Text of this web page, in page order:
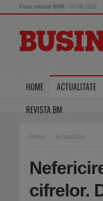
Curs valutar BNR - 07.08.2026
HOME ACTUALITATE
REVISTA BM
Home Actualitate
cifrelor.